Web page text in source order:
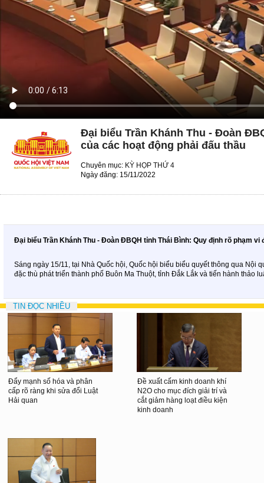
Đại biểu Trần Khánh Thu - Đoàn
của các hoạt động phải đấu thầu
Chuyên mục: KỲ HỌP THỨ 4
Ngày đăng: 15/11/2022
Đại biểu Trần Khánh Thu - Đoàn ĐBQH tỉnh Thái Bình: Quy định rõ phạm
Sáng ngày 15/11, tại Nhà Quốc hội, Quốc hội biểu biểu quyết thông qua Nội
đặc thù phát triển thành phố Buôn Ma Thuột, tỉnh Đắk Lắk và tiến hành thảo
TIN ĐỌC NHIỀU
Đẩy mạnh số hóa và phân
cấp rõ ràng khi sửa đổi Luật
Hải quan
Đề xuất cấm kinh doanh khí
N2O cho mục đích giải trí và
cắt giảm hàng loạt điều kiện
kinh doanh